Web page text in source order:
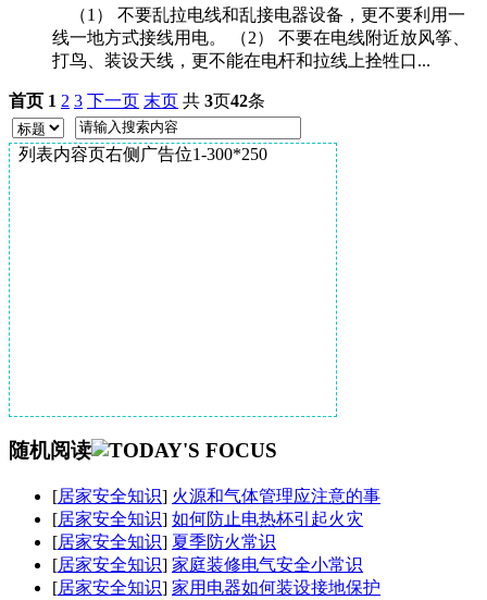
（1） 不要乱拉电线和乱接电器设备，更不要利用一
线一地方式接线用电。 （2） 不要在电线附近放风筝、
打鸟、装设天线，更不能在电杆和拉线上拴牲口...
首页 1 2 3 下一页 末页 共 3页42条
列表内容页右侧广告位1-300*250
随机阅读
[居家安全知识] 火源和气体管理应注意的事
[居家安全知识] 如何防止电热杯引起火灾
[居家安全知识] 夏季防火常识
[居家安全知识] 家庭装修电气安全小常识
[居家安全知识] 家用电器如何装设接地保护